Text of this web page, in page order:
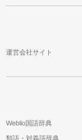
運営会社サイト
Weblio国語辞典
類語・対義語辞典